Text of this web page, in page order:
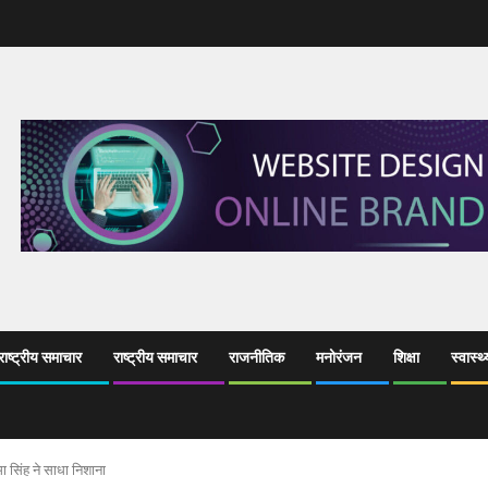
समाचार राष्ट्रीय समाचार राजनीतिक मनोरंजन शिक्षा
ने साधा निशाना